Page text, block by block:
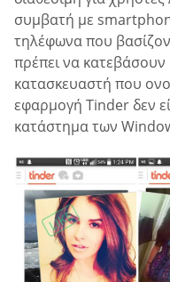
συμβατή με
τηλέφωνα που
πρέπει να
κατασκευαστή που
εφαρμογή Tinder δεν
κατάστημα των